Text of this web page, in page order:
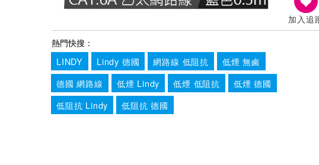
加入追
熱門快搜：
LINDY
Lindy 德國 網路線 低阻抗
低煙 無鹵
德國 網路線
低煙 Lindy 低煙 低阻抗
低煙 德國
低阻抗 Lindy
低阻抗 德國